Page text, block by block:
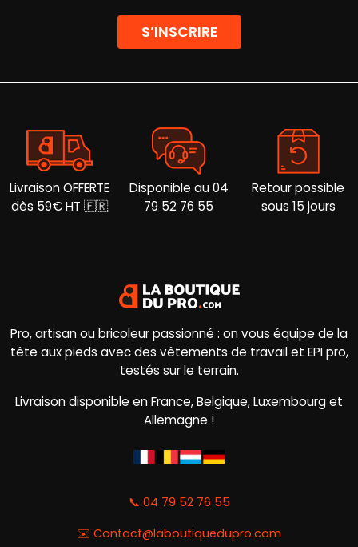
la
produit
S’INSCRIRE
Livraison OFFERTE
dès 59€ HT 🇫🇷
Disponible au 04
79 52 76 55
Retour possible
sous 15 jours
Pro, artisan ou bricoleur passionné : on vous équipe de la
tête aux pieds avec des vêtements de travail et EPI pro,
testés sur le terrain.
Livraison disponible en France, Belgique, Luxembourg et
Allemagne !
📞 04 79 52 76 55
✉️ Contact@laboutiquedupro.com